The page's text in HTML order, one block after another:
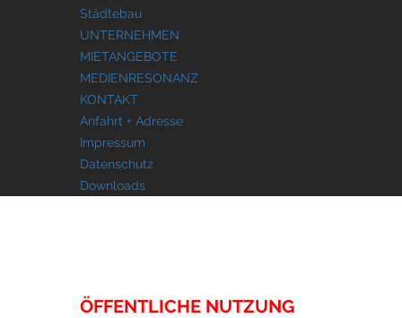
Städtebau
UNTERNEHMEN
MIETANGEBOTE
MEDIENRESONANZ
KONTAKT
Anfahrt + Adresse
Impressum
Datenschutz
Downloads
ÖFFENTLICHE NUTZUNG